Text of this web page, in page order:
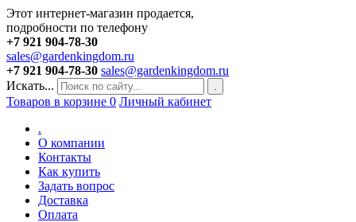
Этот интернет-магазин продается,
подробности по телефону
+7 921 904-78-30
sales@gardenkingdom.ru
+7 921 904-78-30 sales@gardenkingdom.ru
Искать...
.
Товаров в корзине 0 Личный кабинет
.
О компании
Контакты
Как купить
Задать вопрос
Доставка
Оплата